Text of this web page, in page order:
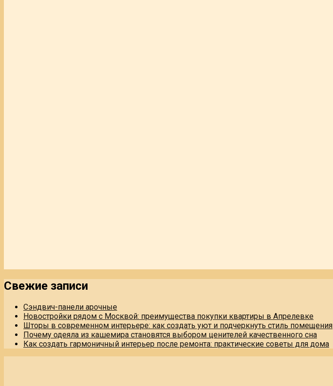
Свежие записи
Сэндвич-панели арочные
Новостройки рядом с Москвой: преимущества покупки квартиры в Апрелевке
Шторы в современном интерьере: как создать уют и подчеркнуть стиль помещения
Почему одеяла из кашемира становятся выбором ценителей качественного сна
Как создать гармоничный интерьер после ремонта: практические советы для дома